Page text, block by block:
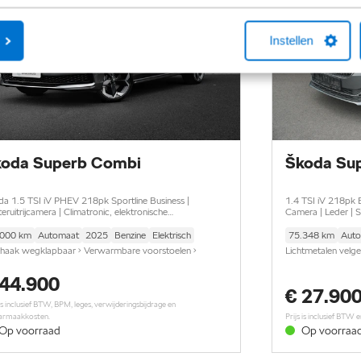
Instellen
Superb Combi
Business |
| Climatronic, elektronische
km Automaat 2025 Benzine
Elektrisch
wegklapbaar • Verwarmbare voorstoelen •
met 3 klimaatzones • Driving mode select •
voor en achter
inclusief BTW, BPM, leges, verwijderingsbijdrage en
voorraad
Škoda
1.4 TSI iV 218pk
Camera | Leder |
75.348 km
Lichtmetalen
Cruise control
verstelb.
Matrix LED
uitklapbaar •
€
Prijs is inclusief BTW
Op